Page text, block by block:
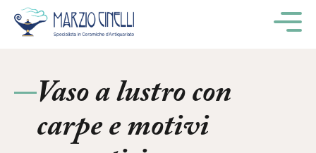
Vaso a lustro con
carpe e motivi